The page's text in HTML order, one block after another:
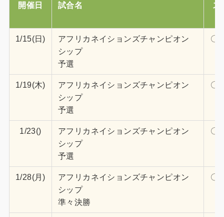
開催日 試合名
ス
1/15(日)
アフリカネイションズチャンピオン
シップ
予選
〇
1/19(木)
アフリカネイションズチャンピオン
シップ
予選
〇
1/23()
アフリカネイションズチャンピオン
シップ
予選
〇
1/28(月)
アフリカネイションズチャンピオン
シップ
準々決勝
〇